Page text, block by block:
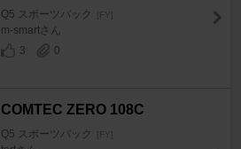
Q5 スポーツバック [FY]
m-smartさん
3
0
COMTEC ZERO 108C
Q5 スポーツバック [FY]